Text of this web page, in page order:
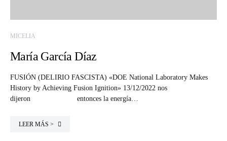
MICELIA
María García Díaz
FUSIÓN (DELIRIO FASCISTA) «DOE National Laboratory Makes
History by Achieving Fusion Ignition» 13/12/2022 nos
dijeron entonces la energía…
LEER MÁS >